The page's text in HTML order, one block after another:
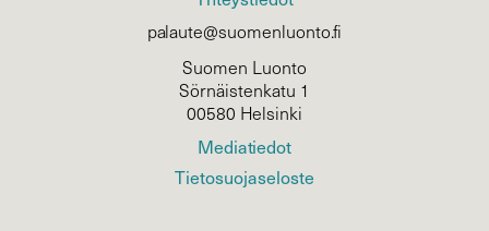
palaute@suomenluonto.fi
Suomen Luonto
Sörnäistenkatu 1
00580 Helsinki
Mediatiedot
Tietosuojaseloste